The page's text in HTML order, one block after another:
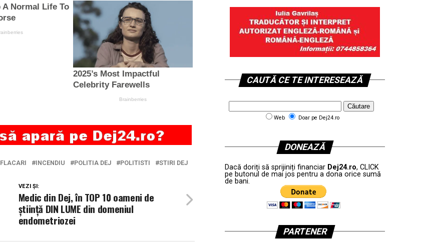
FLACARI INCENDIU POLITIA DEJ POLITISTI STIRI DEJ
VEZI ȘI:
Medic din Dej, în TOP 10 oameni de
știință DIN LUME din domeniul
endometriozei
CAUTĂ CE TE INTERESEAZĂ
Web Doar pe Dej24.ro
DONEAZĂ
Dacă doriți să sprijiniți financiar Dej24.ro, CLICK
pe butonul de mai jos pentru a dona orice sumă
de bani.
PARTENER